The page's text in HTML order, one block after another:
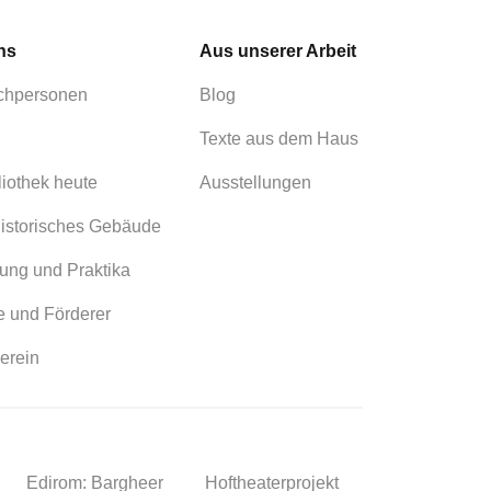
heute
Gebäude
und Praktika
und Förderer
Aus unserer Arbeit
Blog
Texte aus dem Haus
Ausstellungen
Edirom: Bargheer Hoftheaterprojekt